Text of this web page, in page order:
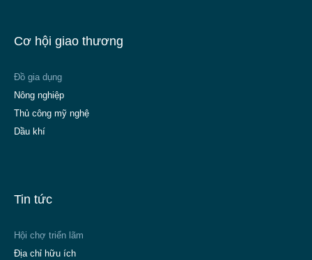
Cơ hội giao thương
Đồ gia dụng
Nông nghiệp
Thủ công mỹ nghệ
Dầu khí
Tin tức
Hội chợ triển lãm
Địa chỉ hữu ích